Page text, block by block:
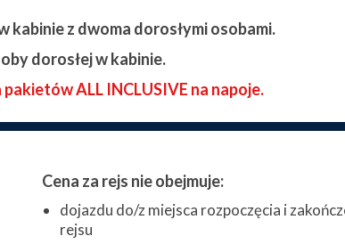
kabinie z dwoma dorosłymi osobami.
dorosłej w kabinie.
ALL INCLUSIVE na napoje.
Cena za rejs nie obejmuje:
dojazdu do/z miejsca rozpoczęcia i
rejsu